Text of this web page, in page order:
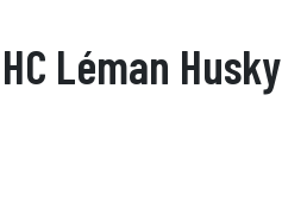
HC Léman Husky